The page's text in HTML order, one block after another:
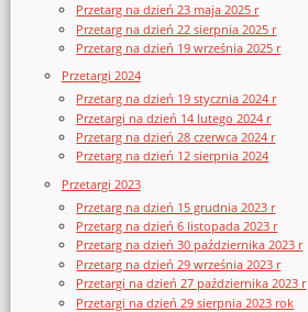
Przetarg na dzień 23 maja 2025 r
Przetarg na dzień 22 sierpnia 2025 r
Przetarg na dzień 19 września 2025 r
Przetargi 2024
Przetarg na dzień 19 stycznia 2024 r
Przetargi na dzień 14 lutego 2024 r
Przetarg na dzień 28 czerwca 2024 r
Przetarg na dzień 12 sierpnia 2024
Przetargi 2023
Przetarg na dzień 15 grudnia 2023 r
Przetarg na dzień 6 listopada 2023 r
Przetarg na dzień 30 października 2023 r
Przetarg na dzień 29 września 2023 r
Przetargi na dzień 27 października 2023 r
Przetargi na dzień 29 sierpnia 2023 rok